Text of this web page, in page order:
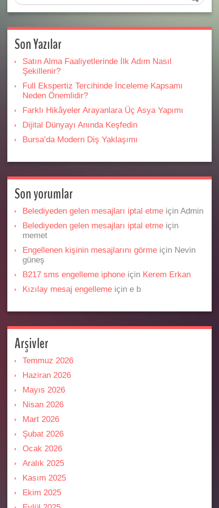
Son Yazılar
Satın Alma Faaliyetlerinde İlk Adım Nasıl
Şekillenir?
Full Ekspertiz Tercihinde İnceleme Kapsamı
Neden Önemlidir?
Farklı Hikâyeler Arayanlara Üç Asya Yapımı
Dijital Dünyayı Anında Keşfedin
Bursa’da Modern Diş Yaklaşımı
Son yorumlar
Belediyeden gelen mesajları iptal etme için Admin
Belediyeden gelen mesajları iptal etme için
memet
Engellenen kişinin mesajlarını görme için Nevin
güneş
B217 sms engelleme iphone için Kerem Erkan
Kızılay mesaj engelleme için e b
Arşivler
Temmuz 2026
Haziran 2026
Mayıs 2026
Nisan 2026
Mart 2026
Şubat 2026
Ocak 2026
Aralık 2025
Kasım 2025
Ekim 2025